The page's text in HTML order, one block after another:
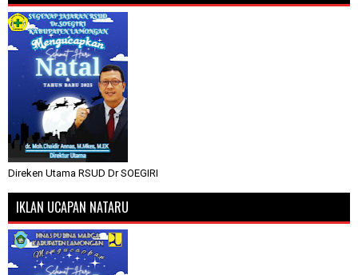
Direken Utama RSUD Dr SOEGIRI
IKLAN UCAPAN NATARU